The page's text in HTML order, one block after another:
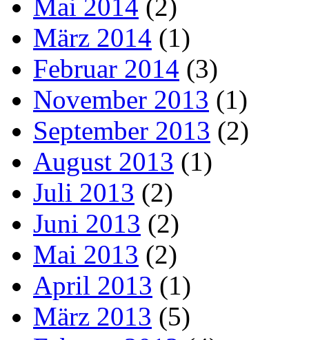
Mai 2014 (2)
März 2014 (1)
Februar 2014 (3)
November 2013 (1)
September 2013 (2)
August 2013 (1)
Juli 2013 (2)
Juni 2013 (2)
Mai 2013 (2)
April 2013 (1)
März 2013 (5)